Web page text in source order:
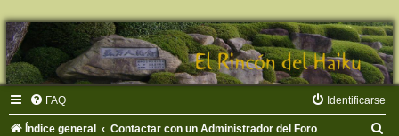
FAQ Identificarse
Índice general Contactar con un Administrador del Foro